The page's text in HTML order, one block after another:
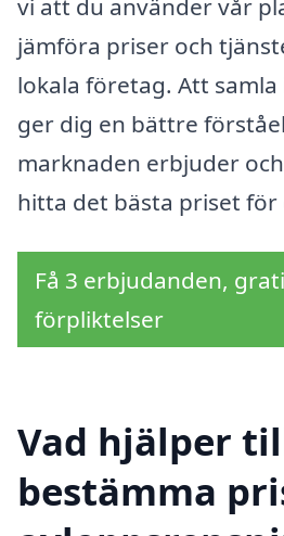
vi att du använder vår
jämföra priser och
lokala företag. Att
ger dig en bättre
marknaden erbjuder
hitta det bästa priset för
Få 3 erbjudanden,
förpliktelser
Vad hjälper
bestämma